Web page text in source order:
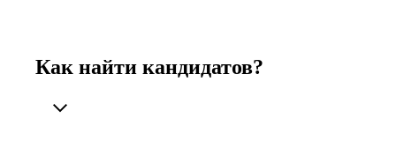
Как найти кандидатов?